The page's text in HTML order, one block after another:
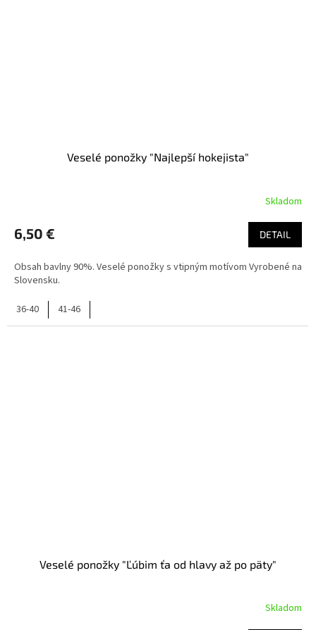
Veselé ponožky "Najlepší hokejista"
Skladom
6,50 € DETAIL
Obsah bavlny 90%. Veselé ponožky s vtipným motívom Vyrobené na
Slovensku.
36-40 41-46
Veselé ponožky "Ľúbim ťa od hlavy až po päty"
Skladom